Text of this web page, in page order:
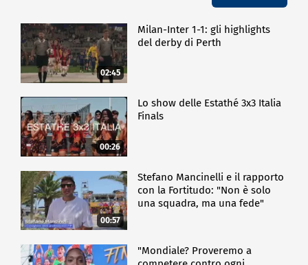
02:45
Milan-Inter 1-1: gli highlights
del derby di Perth
00:26
Lo show delle Estathé 3x3 Italia
Finals
00:57
Stefano Mancinelli e il rapporto
con la Fortitudo: "Non è solo
una squadra, ma una fede"
"Mondiale? Proveremo a